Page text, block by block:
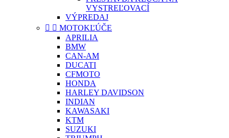
VYSTREĽOVACÍ
VÝPREDAJ
  MOTOKĽÚČE
APRILIA
BMW
CAN-AM
DUCATI
CFMOTO
HONDA
HARLEY DAVIDSON
INDIAN
KAWASAKI
KTM
SUZUKI